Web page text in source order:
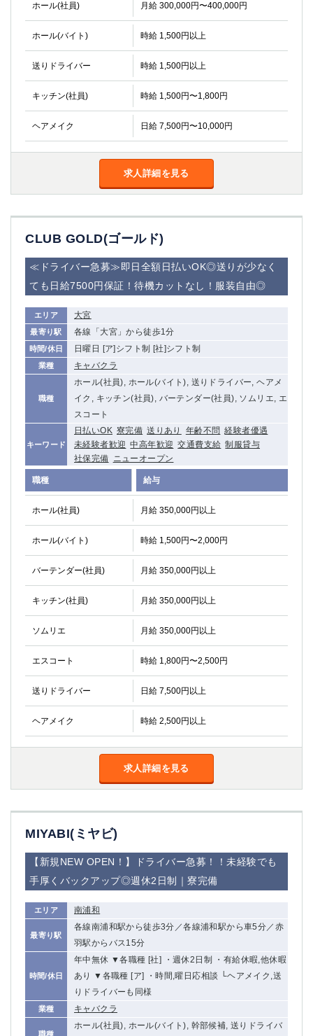
ホール(社員) 月給 300,000円〜400,000円
ホール(バイト) 時給 1,500円以上
送りドライバー 時給 1,500円以上
キッチン(社員) 時給 1,500円〜1,800円
ヘアメイク 日給 7,500円〜10,000円
求人詳細を見る
CLUB GOLD(ゴールド)
≪ドライバー急募≫即日全額日払いOK◎送りが少なく
ても日給7500円保証！待機カットなし！服装自由◎
エリア 大宮
最寄り駅 各線「大宮」から徒歩1分
時間/休日 日曜日 [ア]シフト制 [社]シフト制
業種 キャバクラ
職種
ホール(社員), ホール(バイト), 送りドライバー, ヘアメ
イク, キッチン(社員), バーテンダー(社員), ソムリエ, エ
スコート
キーワード
日払いOK 寮完備 送りあり 年齢不問 経験者優遇
未経験者歓迎 中高年歓迎 交通費支給 制服貸与
社保完備 ニューオープン
職種 給与
ホール(社員) 月給 350,000円以上
ホール(バイト) 時給 1,500円〜2,000円
バーテンダー(社員) 月給 350,000円以上
キッチン(社員) 月給 350,000円以上
ソムリエ 月給 350,000円以上
エスコート 時給 1,800円〜2,500円
送りドライバー 日給 7,500円以上
ヘアメイク 時給 2,500円以上
求人詳細を見る
MIYABI(ミヤビ)
【新規NEW OPEN！】ドライバー急募！！未経験でも
手厚くバックアップ◎週休2日制｜寮完備
エリア 南浦和
最寄り駅
各線南浦和駅から徒歩3分／各線浦和駅から車5分／赤
羽駅からバス15分
時間/休日
年中無休 ▼各職種 [社] ・週休2日制 ・有給休暇,他休暇
あり ▼各職種 [ア] ・時間,曜日応相談 └ヘアメイク,送
りドライバーも同様
業種 キャバクラ
職種
ホール(社員), ホール(バイト), 幹部候補, 送りドライバ
獨協大学前＜草加松原＞
北浦和（西口）
千葉県
成田
千葉
西船橋
佐倉
木更津
下総中山
茂原
松戸
栃木県
宇都宮
小山
茨城県
土浦
群馬県
高崎
該当求人 0 選択した内容で設定